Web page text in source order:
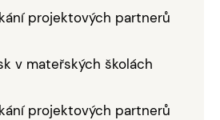
projektových partnerů
v mateřských školách
projektových partnerů